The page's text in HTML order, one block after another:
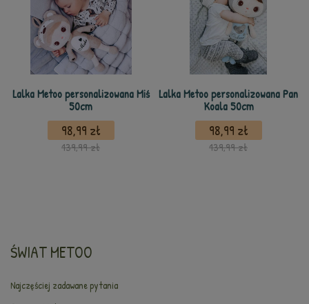
Lalka Metoo personalizowana Miś
50cm
98,99 zł
139,99 zł
Lalka Metoo personalizowana Pan
Koala 50cm
98,99 zł
139,99 zł
ŚWIAT METOO
Najczęściej zadawane pytania